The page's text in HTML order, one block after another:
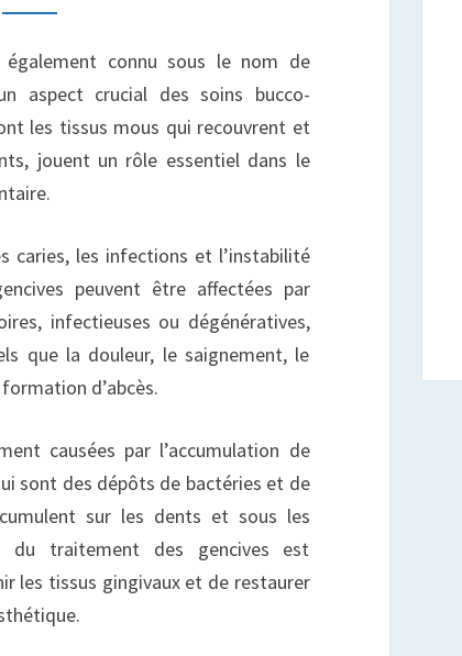
connu sous le nom de
aspect crucial des soins bucco-
les tissus mous qui recouvrent et
jouent un rôle essentiel dans le
caries, les infections et l’instabilité
peuvent être affectées par
infectieuses ou dégénératives,
que la douleur, le saignement, le
d’abcès.
causées par l’accumulation de
sont des dépôts de bactéries et de
sur les dents et sous les
du traitement des gencives est
les tissus gingivaux et de restaurer